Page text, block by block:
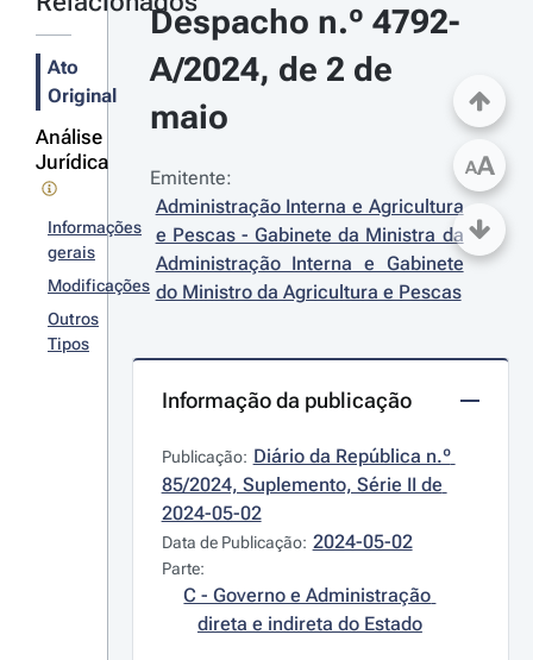
Ato
Original
Análise
Jurídica
Informações
gerais
Modificações
Outros
Tipos
Despacho n.º 4792-
A/2024, de 2 de
maio
Emitente:
Administração Interna e Agricultura
e Pescas - Gabinete da Ministra da
Administração Interna e Gabinete
do Ministro da Agricultura e Pescas
Informação da publicação
Publicação: Diário da República n.º
85/2024, Suplemento, Série II de
2024-05-02
Data de Publicação: 2024-05-02
Parte:
C - Governo e Administração
direta e indireta do Estado
AA